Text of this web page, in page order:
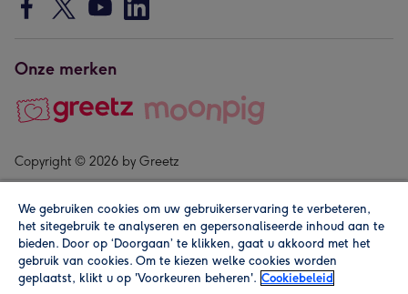
Onze merken
Copyright © 2026 by Greetz
Alle prijzen zijn inclusief btw en andere heffingen. Lees de
We gebruiken cookies om uw gebruikerservaring te verbeteren,
het sitegebruik te analyseren en gepersonaliseerde inhoud aan te
bieden. Door op ‘Doorgaan’ te klikken, gaat u akkoord met het
gebruik van cookies. Om te kiezen welke cookies worden
geplaatst, klikt u op 'Voorkeuren beheren'. Cookiebeleid